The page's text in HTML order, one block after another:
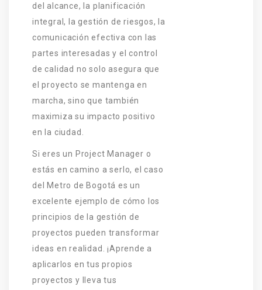
del alcance, la planificación
integral, la gestión de riesgos, la
comunicación efectiva con las
partes interesadas y el control
de calidad no solo asegura que
el proyecto se mantenga en
marcha, sino que también
maximiza su impacto positivo
en la ciudad.
Si eres un Project Manager o
estás en camino a serlo, el caso
del Metro de Bogotá es un
excelente ejemplo de cómo los
principios de la gestión de
proyectos pueden transformar
ideas en realidad. ¡Aprende a
aplicarlos en tus propios
proyectos y lleva tus